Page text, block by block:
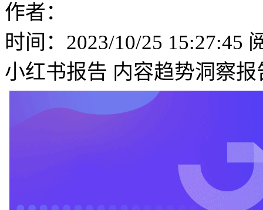
作者：
时间：2023/10/25 15:27:45
小红书报告 内容趋势洞察报